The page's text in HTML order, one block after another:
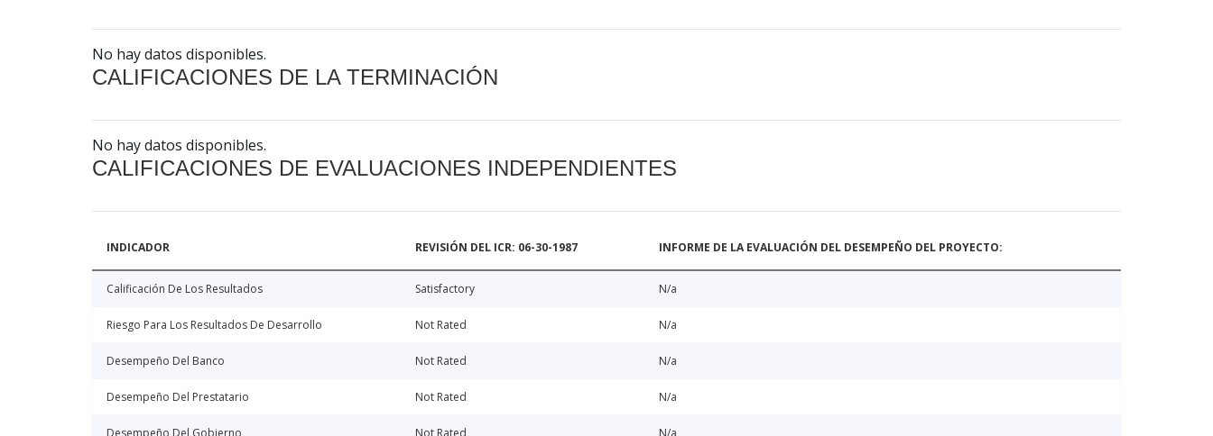
No hay datos disponibles.
CALIFICACIONES DE LA TERMINACIÓN
No hay datos disponibles.
CALIFICACIONES DE EVALUACIONES INDEPENDIENTES
INDICADOR REVISIÓN DEL ICR: 06-30-1987 INFORME DE LA EVALUACIÓN DEL DESEMPEÑO DEL PROYECTO:
Calificación De Los Resultados Satisfactory N/a
Riesgo Para Los Resultados De Desarrollo Not Rated N/a
Desempeño Del Banco Not Rated N/a
Desempeño Del Prestatario Not Rated N/a